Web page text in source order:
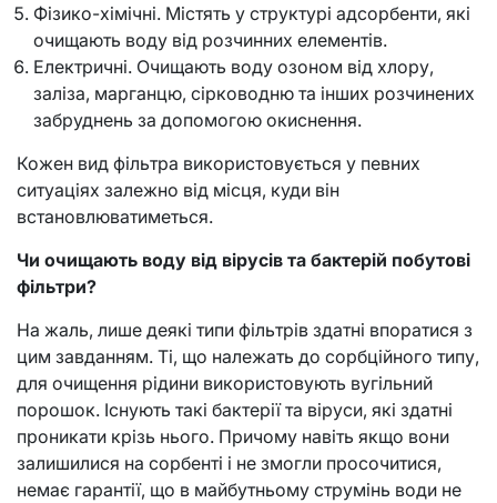
Фізико-хімічні. Містять у структурі адсорбенти, які
очищають воду від розчинних елементів.
Електричні. Очищають воду озоном від хлору,
заліза, марганцю, сірководню та інших розчинених
забруднень за допомогою окиснення.
Кожен вид фільтра використовується у певних
ситуаціях залежно від місця, куди він
встановлюватиметься.
Чи очищають воду від вірусів та бактерій побутові
фільтри?
На жаль, лише деякі типи фільтрів здатні впоратися з
цим завданням. Ті, що належать до сорбційного типу,
для очищення рідини використовують вугільний
порошок. Існують такі бактерії та віруси, які здатні
проникати крізь нього. Причому навіть якщо вони
залишилися на сорбенті і не змогли просочитися,
немає гарантії, що в майбутньому струмінь води не